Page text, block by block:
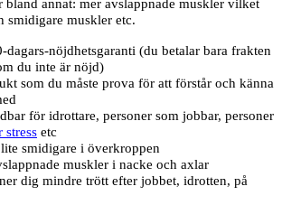
bland annat: mer avslappnade muskler vilket
smidigare muskler etc.
nöjdhetsgaranti (du betalar bara frakten
du inte är nöjd)
som du måste prova för att förstår och känna
för idrottare, personer som jobbar, personer
stress etc
smidigare i överkroppen
muskler i nacke och axlar
dig mindre trött efter jobbet, idrotten, på